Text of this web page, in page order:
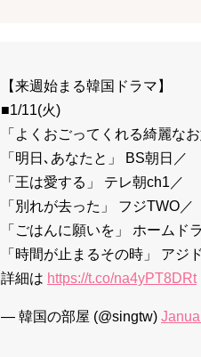
【来週始まる韓国ドラマ】
■1/11(火)
「よくおごってくれる綺麗な
「明日､あなたと」 BS朝日／
「王は愛する」 テレ朝ch1／
「別れが去った」 フジTWO／
「ごはんに願いを」 ホームド
「時間が止まるその時」 アジ
詳細は https://t.co/na4yPT8DRt
— 韓国の部屋 (@singtw)